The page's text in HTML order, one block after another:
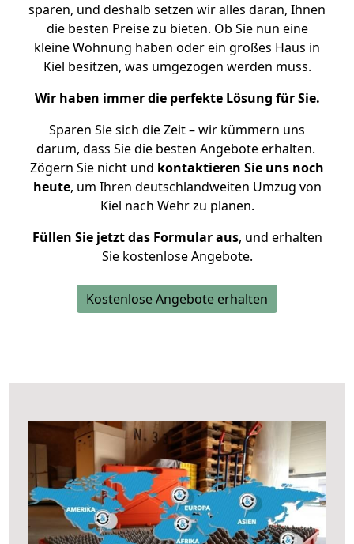
sparen, und deshalb setzen wir alles daran, Ihnen
die besten Preise zu bieten. Ob Sie nun eine
kleine Wohnung haben oder ein großes Haus in
Kiel besitzen, was umgezogen werden muss.
Wir haben immer die perfekte Lösung für Sie.
Sparen Sie sich die Zeit – wir kümmern uns
darum, dass Sie die besten Angebote erhalten.
Zögern Sie nicht und kontaktieren Sie uns noch
heute, um Ihren deutschlandweiten Umzug von
Kiel nach Wehr zu planen.
Füllen Sie jetzt das Formular aus, und erhalten
Sie kostenlose Angebote.
Kostenlose Angebote erhalten